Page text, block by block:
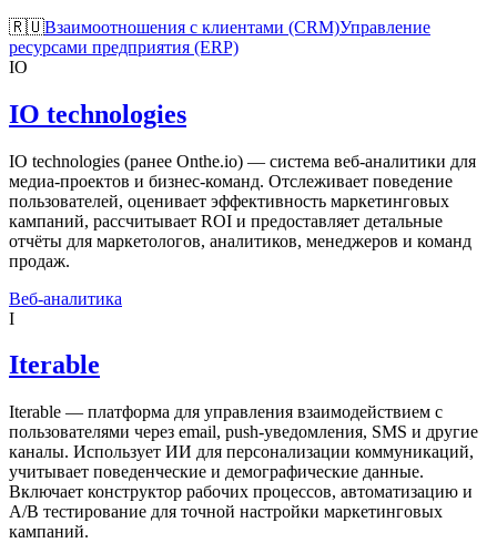
🇷🇺Взаимоотношения с клиентами (CRM)Управление
ресурсами предприятия (ERP)
IO
IO technologies
IO technologies (ранее Onthe.io) — система веб-аналитики для
медиа-проектов и бизнес-команд. Отслеживает поведение
пользователей, оценивает эффективность маркетинговых
кампаний, рассчитывает ROI и предоставляет детальные
отчёты для маркетологов, аналитиков, менеджеров и команд
продаж.
Веб-аналитика
I
Iterable
Iterable — платформа для управления взаимодействием с
пользователями через email, push-уведомления, SMS и другие
каналы. Использует ИИ для персонализации коммуникаций,
учитывает поведенческие и демографические данные.
Включает конструктор рабочих процессов, автоматизацию и
A/B тестирование для точной настройки маркетинговых
кампаний.